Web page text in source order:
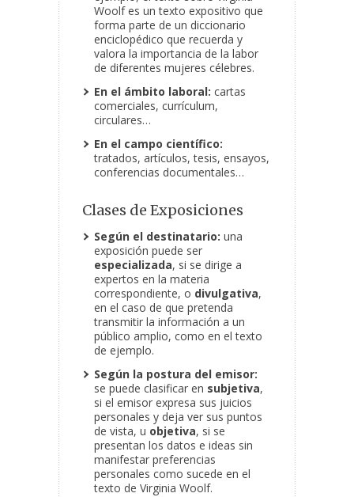
Woolf es un texto expositivo que
forma parte de un diccionario
enciclopédico que recuerda y
valora la importancia de la labor
de diferentes mujeres célebres.
En el ámbito laboral: cartas
comerciales, currículum,
circulares…
En el campo científico:
tratados, artículos, tesis, ensayos,
conferencias documentales…
Clases de Exposiciones
Según el destinatario: una
exposición puede ser
especializada, si se dirige a
expertos en la materia
correspondiente, o divulgativa,
en el caso de que pretenda
transmitir la información a un
público amplio, como en el texto
de ejemplo.
Según la postura del emisor:
se puede clasificar en subjetiva,
si el emisor expresa sus juicios
personales y deja ver sus puntos
de vista, u objetiva, si se
presentan los datos e ideas sin
manifestar preferencias
personales como sucede en el
texto de Virginia Woolf.